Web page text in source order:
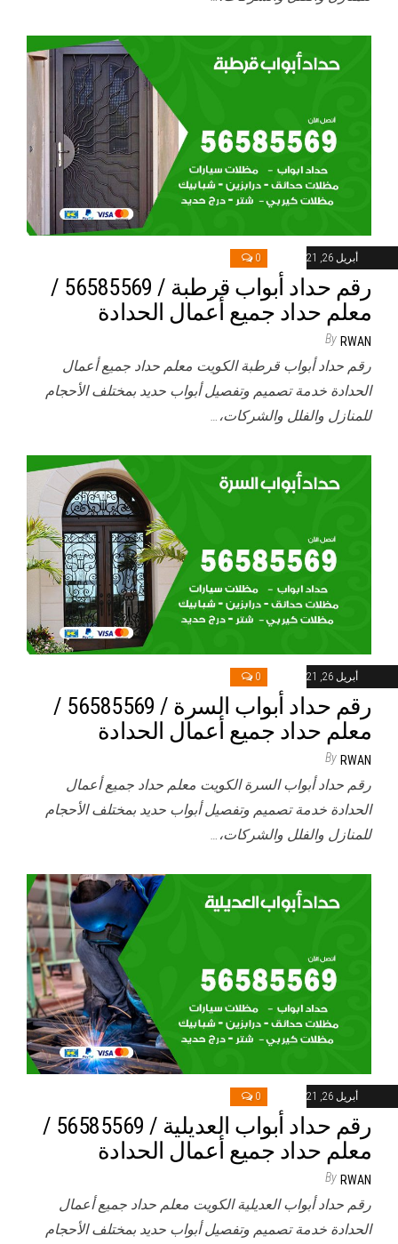
أبريل 26, 2021 0
رقم حداد أبواب قرطبة / 56585569 /
معلم حداد جميع أعمال الحدادة
By RWAN
رقم حداد أبواب قرطبة الكويت معلم حداد جميع أعمال
الحدادة خدمة تصميم وتفصيل أبواب حديد بمختلف الأحجام
للمنازل والفلل والشركات،…
أبريل 26, 2021 0
رقم حداد أبواب السرة / 56585569 /
معلم حداد جميع أعمال الحدادة
By RWAN
رقم حداد أبواب السرة الكويت معلم حداد جميع أعمال
الحدادة خدمة تصميم وتفصيل أبواب حديد بمختلف الأحجام
للمنازل والفلل والشركات،…
أبريل 26, 2021 0
رقم حداد أبواب العديلية / 56585569 /
معلم حداد جميع أعمال الحدادة
By RWAN
رقم حداد أبواب العديلية الكويت معلم حداد جميع أعمال
الحدادة خدمة تصميم وتفصيل أبواب حديد بمختلف الأحجام